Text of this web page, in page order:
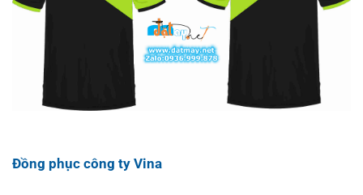
Đồng phục công ty Vina